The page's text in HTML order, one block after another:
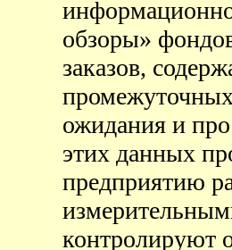
обзоры»
заказов,
ожидания и
этих данных
предприятию
контролируют